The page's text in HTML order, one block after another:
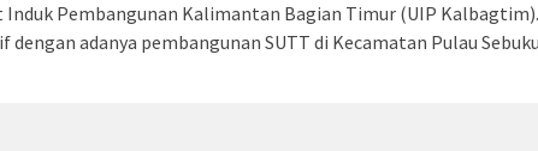
Induk Pembangunan Kalimantan Bagian Timur (UIP Kalbagtim).
adanya pembangunan SUTT di Kecamatan Pulau Sebuku